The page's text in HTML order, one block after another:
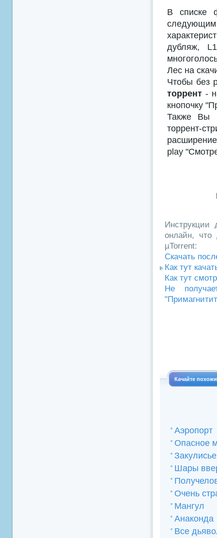
В списке
дубляж,
Лес на
Чтобы без
торрент -
кнопочку
Также Вы
торрент-
play
Инструкции
онлайн, что
µTorrent:
Скачать
Как тут
Как тут
Не
Качайте
Аэропорт
Опасное
Шары
Очень
Мангул
Анаконда
Все